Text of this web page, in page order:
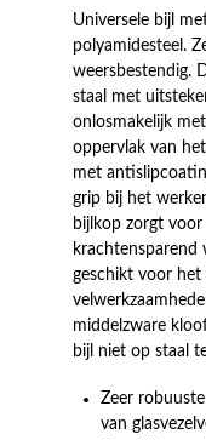
Universele bijl
polyamidesteel.
weersbestendig.
staal met
onlosmakelijk
oppervlak van
met
grip bij het
bijlkop zorgt
krachtensparend
geschikt voor
middelzware
bijl niet op staal
Zeer
van